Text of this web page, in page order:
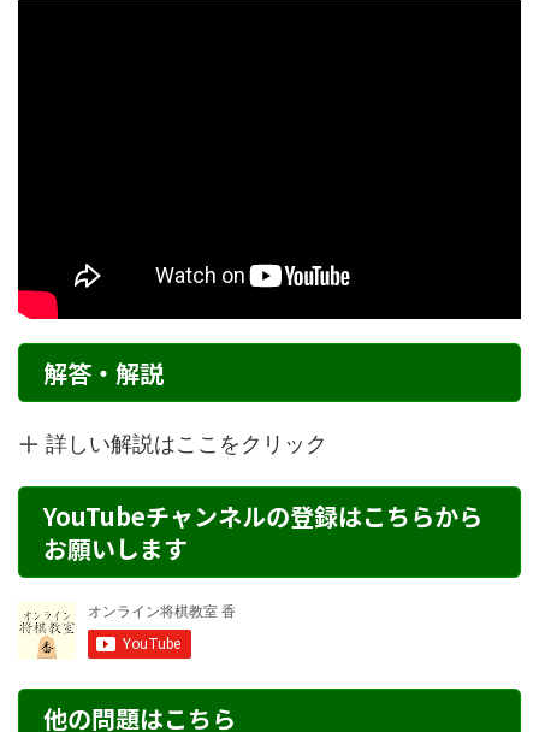
解答・解説
詳しい解説はここをクリック
YouTubeチャンネルの登録はこちらから
お願いします
他の問題はこちら